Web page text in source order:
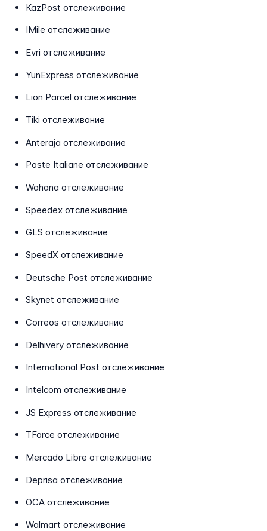
KazPost отслеживание
IMile отслеживание
Evri отслеживание
YunExpress отслеживание
Lion Parcel отслеживание
Tiki отслеживание
Anteraja отслеживание
Poste Italiane отслеживание
Wahana отслеживание
Speedex отслеживание
GLS отслеживание
SpeedX отслеживание
Deutsche Post отслеживание
Skynet отслеживание
Correos отслеживание
Delhivery отслеживание
International Post отслеживание
Intelcom отслеживание
JS Express отслеживание
TForce отслеживание
Mercado Libre отслеживание
Deprisa отслеживание
OCA отслеживание
Walmart отслеживание